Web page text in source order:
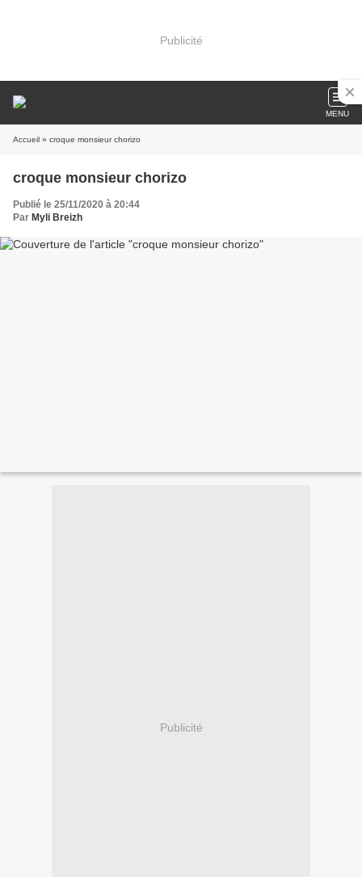
Publicité
MENU
Accueil » croque monsieur chorizo
croque monsieur chorizo
Publié le 25/11/2020 à 20:44
Par Myli Breizh
Publicité